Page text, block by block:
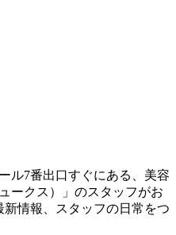
ル7番出口すぐにある、美容
ークス）」のスタッフがお
情報、スタッフの日常をつ